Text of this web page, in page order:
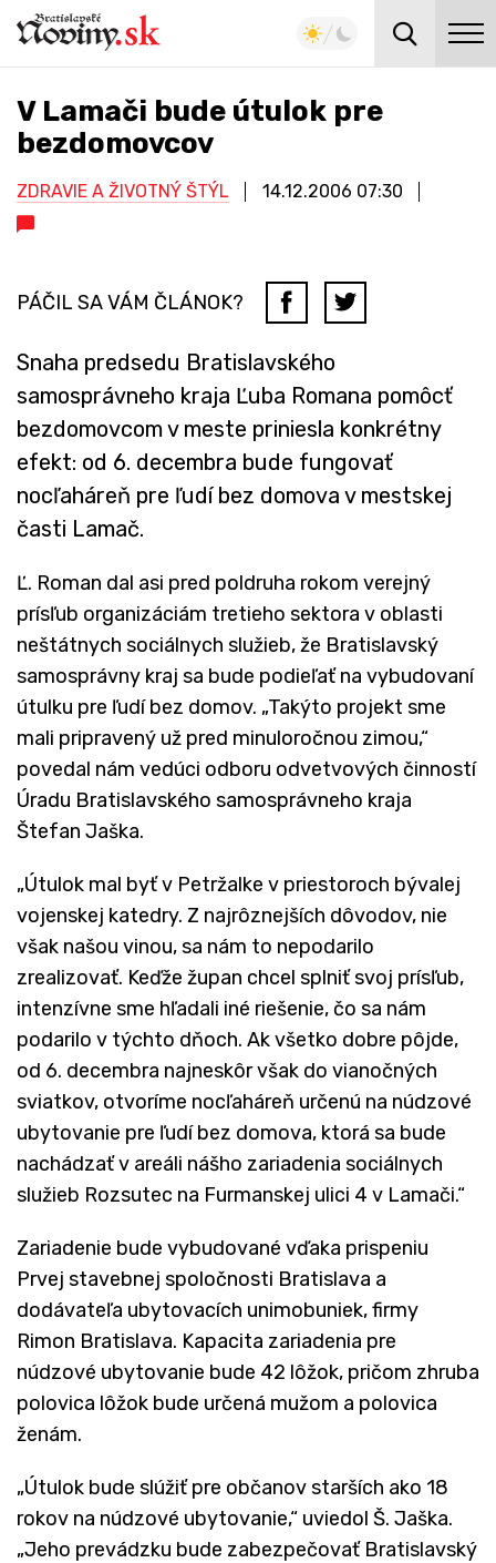
V Lamači bude útulok pre
bezdomovcov
ZDRAVIE A ŽIVOTNÝ ŠTÝL 14.12.2006 07:30
PÁČIL SA VÁM ČLÁNOK?
Snaha predsedu Bratislavského
samosprávneho kraja Ľuba Romana pomôcť
bezdomovcom v meste priniesla konkrétny
efekt: od 6. decembra bude fungovať
nocľaháreň pre ľudí bez domova v mestskej
časti Lamač.
Ľ. Roman dal asi pred poldruha rokom verejný
prísľub organizáciám tretieho sektora v oblasti
neštátnych sociálnych služieb, že Bratislavský
samosprávny kraj sa bude podieľať na vybudovaní
útulku pre ľudí bez domov. „Takýto projekt sme
mali pripravený už pred minuloročnou zimou,“
povedal nám vedúci odboru odvetvových činností
Úradu Bratislavského samosprávneho kraja
Štefan Jaška.
„Útulok mal byť v Petržalke v priestoroch bývalej
vojenskej katedry. Z najrôznejších dôvodov, nie
však našou vinou, sa nám to nepodarilo
zrealizovať. Keďže župan chcel splniť svoj prísľub,
intenzívne sme hľadali iné riešenie, čo sa nám
podarilo v týchto dňoch. Ak všetko dobre pôjde,
od 6. decembra najneskôr však do vianočných
sviatkov, otvoríme nocľaháreň určenú na núdzové
ubytovanie pre ľudí bez domova, ktorá sa bude
nachádzať v areáli nášho zariadenia sociálnych
služieb Rozsutec na Furmanskej ulici 4 v Lamači.“
Zariadenie bude vybudované vďaka prispeniu
Prvej stavebnej spoločnosti Bratislava a
dodávateľa ubytovacích unimobuniek, firmy
Rimon Bratislava. Kapacita zariadenia pre
núdzové ubytovanie bude 42 lôžok, pričom zhruba
polovica lôžok bude určená mužom a polovica
ženám.
„Útulok bude slúžiť pre občanov starších ako 18
rokov na núdzové ubytovanie,“ uviedol Š. Jaška.
„Jeho prevádzku bude zabezpečovať Bratislavský